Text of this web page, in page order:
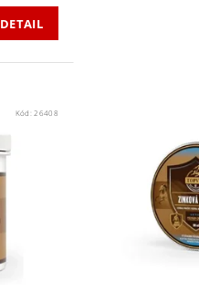
DETAIL
Kód:26408